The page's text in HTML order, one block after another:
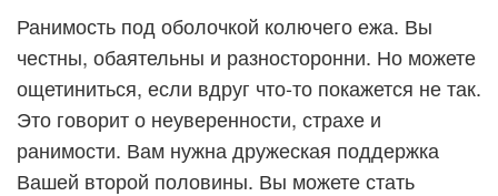
Ранимость под оболочкой колючего ежа. Вы
честны, обаятельны и разносторонни. Но можете
ощетиниться, если вдруг что-то покажется не так.
Это говорит о неуверенности, страхе и
ранимости. Вам нужна дружеская поддержка
Вашей второй половины. Вы можете стать